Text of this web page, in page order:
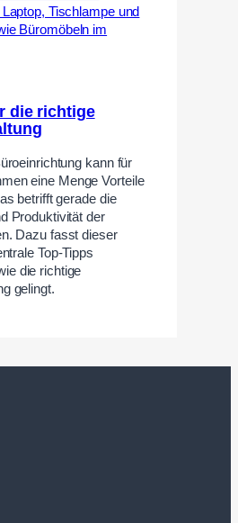
die richtige
kann für
eine Menge Vorteile
betrifft gerade die
Produktivität der
Dazu fasst dieser
Top-Tipps
die richtige
gelingt.